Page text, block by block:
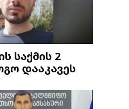
საქმის 2
დააკავეს